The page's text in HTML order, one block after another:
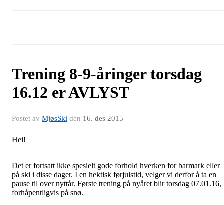
Trening 8-9-åringer torsdag
16.12 er AVLYST
Postet av MjøsSki den 16. des 2015
Hei!
Det er fortsatt ikke spesielt gode forhold hverken for barmark eller
på ski i disse dager. I en hektisk førjulstid, velger vi derfor å ta en
pause til over nyttår. Første trening på nyåret blir torsdag 07.01.16,
forhåpentligvis på snø.